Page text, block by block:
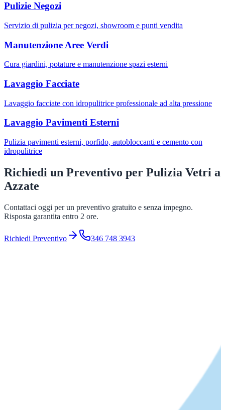
Pulizie Negozi
Servizio di pulizia per negozi, showroom e punti vendita
Manutenzione Aree Verdi
Cura giardini, potature e manutenzione spazi esterni
Lavaggio Facciate
Lavaggio facciate con idropulitrice professionale ad alta pressione
Lavaggio Pavimenti Esterni
Pulizia pavimenti esterni, porfido, autobloccanti e cemento con
idropulitrice
Richiedi un Preventivo per Pulizia Vetri a
Azzate
Contattaci oggi per un preventivo gratuito e senza impegno.
Risposta garantita entro 2 ore.
Richiedi Preventivo 346 748 3943